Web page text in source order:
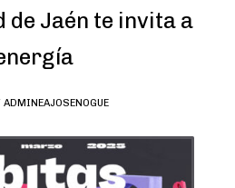
de Jaén te invita a
ADMINEAJOSENOGUE